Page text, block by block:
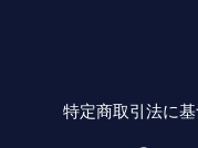
特定商取引法に